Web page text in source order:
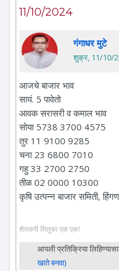
11/10/2024
गंगाधर मुटे
शुक्र, 11/10/
आजचे बाजार भाव
सायं. 5 पावेतो
आवक सरासरी व कमाल भाव
सोया 5738 3700 4575
तुर 11 9100 9285
चना 23 6800 7010
गहु 33 2700 2750
तीळ 02 0000 10300
कृषि उत्पन्न बाजार समिती,
शेतकरी तितुका एक एक!
आपली प्रतिक्रिया
खाते बनवा)